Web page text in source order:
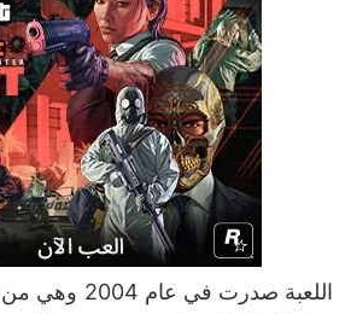
اللعبة صدرت في عام 2004 وهي من تطوير ونشر شركة